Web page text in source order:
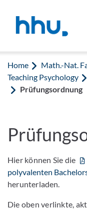
Home Math.-Nat.
Teaching Psychology
Prüfungsordnung
Hier können Sie die
polyvalenten
herunterladen.
Die oben verlinkte,